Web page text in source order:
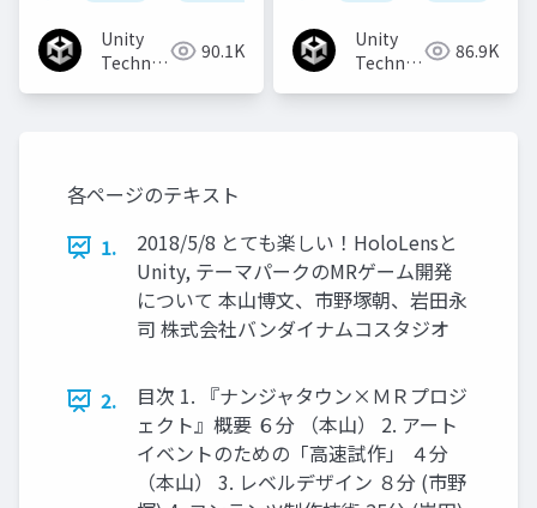
Unity
Technologies90.1K
Unity
Technologies86.9K
各ページのテキスト
1.
2018/5/8 とても楽しい！HoloLensと
Unity, テーマパークのMRゲーム開発
について 本山博文、市野塚朝、岩田永
司 株式会社バンダイナムコスタジオ
2.
目次 1. 『ナンジャタウン×ＭＲプロジ
ェクト』概要 ６分 （本山） 2. アート
イベントのための「高速試作」 ４分
（本山） 3. レベルデザイン ８分 (市野